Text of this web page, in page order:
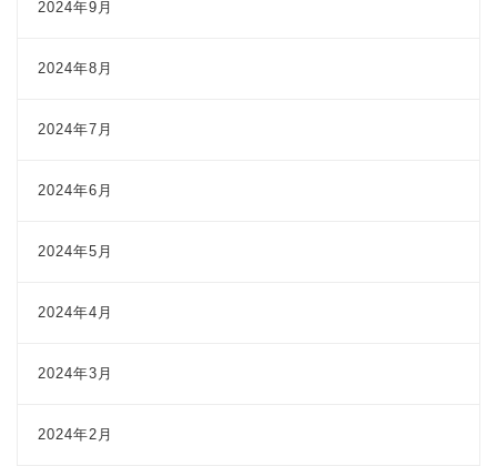
2024年9月
2024年8月
2024年7月
2024年6月
2024年5月
2024年4月
2024年3月
2024年2月